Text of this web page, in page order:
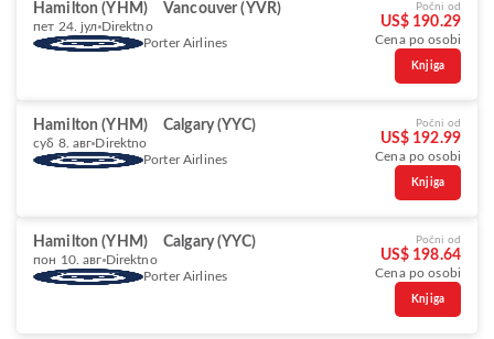
Hamilton (YHM) Vancouver (YVR)
пет 24. јул Direktno
Porter Airlines
Počni od
US$ 190.29
Cena po osobi
Knjiga
Hamilton (YHM) Calgary (YYC)
суб 8. авг Direktno
Porter Airlines
Počni od
US$ 192.99
Cena po osobi
Knjiga
Hamilton (YHM) Calgary (YYC)
пон 10. авг Direktno
Porter Airlines
Počni od
US$ 198.64
Cena po osobi
Knjiga